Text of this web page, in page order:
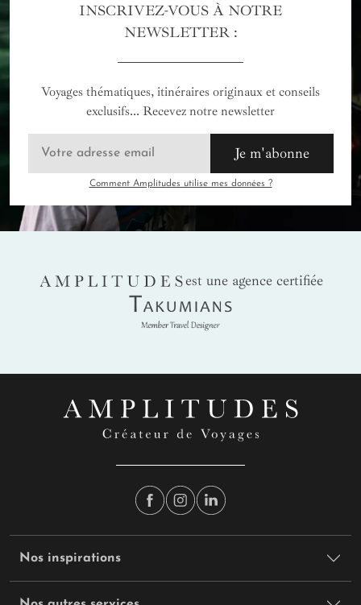
INSCRIVEZ-VOUS À NOTRE
NEWSLETTER :
Voyages thématiques, itinéraires originaux et conseils
exclusifs... Recevez notre newsletter
Je m'abonne
Comment Amplitudes utilise mes données ?
AMPLITUDES
est une agence certifiée
Takumians
Nos inspirations